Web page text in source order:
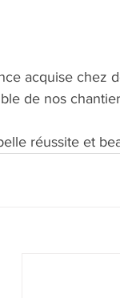
acquise chez
de nos
réussite et